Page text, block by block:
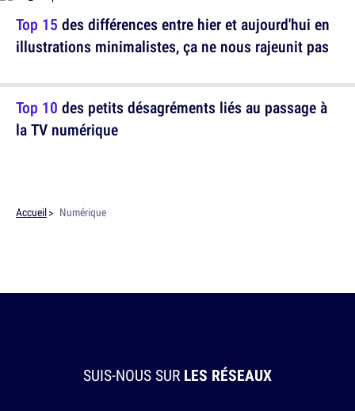
Top 15 des différences entre hier et aujourd'hui en
illustrations minimalistes, ça ne nous rajeunit pas
Top 10 des petits désagréments liés au passage à
la TV numérique
Accueil Numérique
SUIS-NOUS SUR LES RÉSEAUX